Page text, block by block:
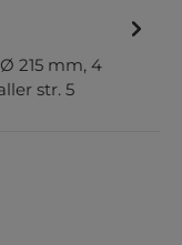
215 mm, 4
str. 5